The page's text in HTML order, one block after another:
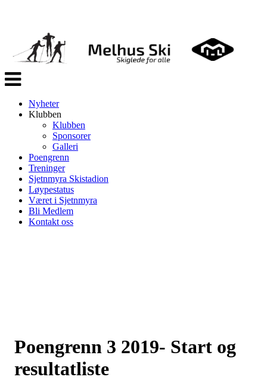
Veksle
navigasjon
Nyheter
Klubben
Klubben
Sponsorer
Galleri
Poengrenn
Treninger
Sjetnmyra Skistadion
Løypestatus
Været i Sjetnmyra
Bli Medlem
Kontakt oss
Poengrenn 3 2019- Start og
resultatliste